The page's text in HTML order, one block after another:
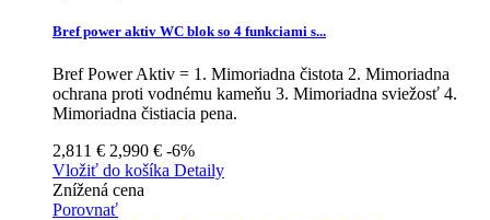
Bref power aktiv WC blok so 4 funkciami s...
Bref Power Aktiv = 1. Mimoriadna čistota 2. Mimoriadna
ochrana proti vodnému kameňu 3. Mimoriadna sviežosť 4.
Mimoriadna čistiacia pena.
2,811 € 2,990 € -6%
Vložiť do košíka Detaily
Znížená cena
Porovnať